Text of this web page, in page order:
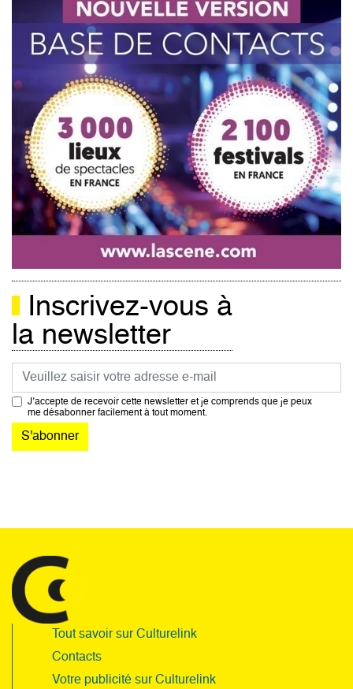
Inscrivez-vous à
la newsletter
Courriel
J’accepte de recevoir cette newsletter et je comprends que je peux
me désabonner facilement à tout moment.
Tout savoir sur Culturelink
Contacts
Votre publicité sur Culturelink